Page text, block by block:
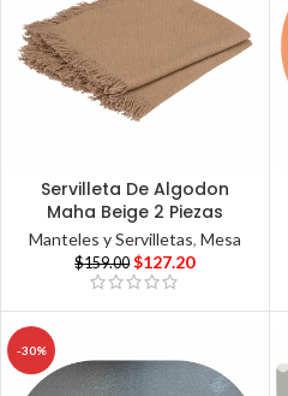
Servilleta De Algodon
Maha Beige 2 Piezas
Manteles y Servilletas, Mesa
$159.00 $127.20
-30%